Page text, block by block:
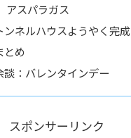
アスパラガス
ンネルハウスようやく完成
とめ
談：バレンタインデー
スポンサーリンク